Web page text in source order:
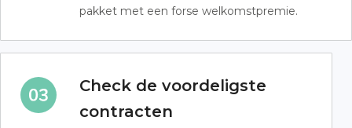
pakket met een forse welkomstpremie.
Check de voordeligste
contracten